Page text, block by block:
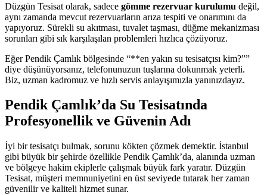
Düzgün Tesisat olarak, sadece gömme rezervuar kurulumu değil,
aynı zamanda mevcut rezervuarların arıza tespiti ve onarımını da
yapıyoruz. Sürekli su akıtması, tuvalet taşması, düğme mekanizması
sorunları gibi sık karşılaşılan problemleri hızlıca çözüyoruz.
Eğer Pendik Çamlık bölgesinde “**en yakın su tesisatçısı kim?””
diye düşünüyorsanız, telefonunuzun tuşlarına dokunmak yeterli.
Biz, uzman kadromuz ve hızlı servis anlayışımızla yanınızdayız.
Pendik Çamlık’da Su Tesisatında
Profesyonellik ve Güvenin Adı
İyi bir tesisatçı bulmak, sorunu kökten çözmek demektir. İstanbul
gibi büyük bir şehirde özellikle Pendik Çamlık’da, alanında uzman
ve bölgeye hakim ekiplerle çalışmak büyük fark yaratır. Düzgün
Tesisat, müşteri memnuniyetini en üst seviyede tutarak her zaman
güvenilir ve kaliteli hizmet sunar.